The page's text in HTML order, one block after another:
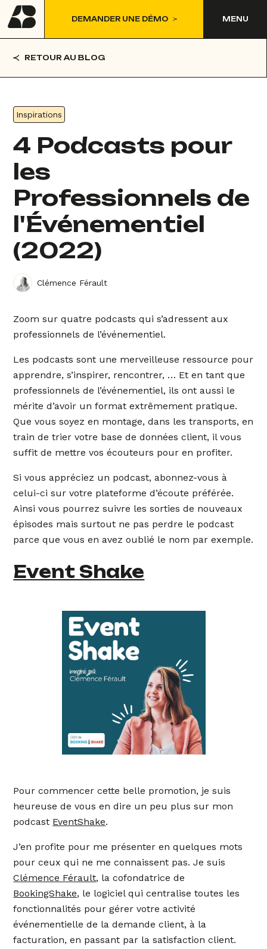
DEMANDER UNE DÉMO MENU
RETOUR AU BLOG
Inspirations
4 Podcasts pour
les
Professionnels de
l'Événementiel
(2022)
Clémence Férault
Zoom sur quatre podcasts qui s’adressent aux
professionnels de l’événementiel.
Les podcasts sont une merveilleuse ressource pour
apprendre, s’inspirer, rencontrer, … Et en tant que
professionnels de l’événementiel, ils ont aussi le
mérite d’avoir un format extrêmement pratique.
Que vous soyez en montage, dans les transports, en
train de trier votre base de données client, il vous
suffit de mettre vos écouteurs pour en profiter.
Si vous appréciez un podcast, abonnez-vous à
celui-ci sur votre plateforme d’écoute préférée.
Ainsi vous pourrez suivre les sorties de nouveaux
épisodes mais surtout ne pas perdre le podcast
parce que vous en avez oublié le nom par exemple.
Event Shake
Pour commencer cette belle promotion, je suis
heureuse de vous en dire un peu plus sur mon
podcast EventShake.
J’en profite pour me présenter en quelques mots
pour ceux qui ne me connaissent pas. Je suis
Clémence Férault, la cofondatrice de
BookingShake, le logiciel qui centralise toutes les
fonctionnalités pour gérer votre activité
événementielle de la demande client, à la
facturation, en passant par la satisfaction client.